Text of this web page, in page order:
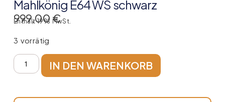
Mahlkönig E64 WS schwarz
999,00 €
Enthält 19% MwSt.
3 vorrätig
IN DEN WARENKORB